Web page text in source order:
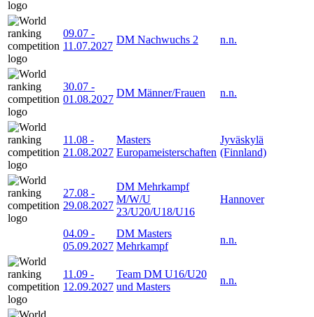
09.07 -
11.07.2027
DM Nachwuchs 2 n.n.
30.07 -
01.08.2027
DM Männer/Frauen n.n.
11.08 -
21.08.2027
Masters
Europameisterschaften
Jyväskylä
(Finnland)
27.08 -
29.08.2027
DM Mehrkampf
M/W/U
23/U20/U18/U16
Hannover
04.09 -
05.09.2027
DM Masters
Mehrkampf
n.n.
11.09 -
12.09.2027
Team DM U16/U20
und Masters
n.n.